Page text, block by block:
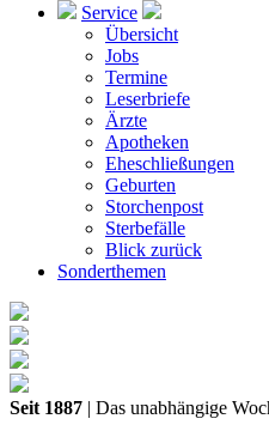
Service
Übersicht
Jobs
Termine
Leserbriefe
Ärzte
Apotheken
Eheschließungen
Geburten
Storchenpost
Sterbefälle
Blick zurück
Sonderthemen
Seit 1887 | Das unabhängige